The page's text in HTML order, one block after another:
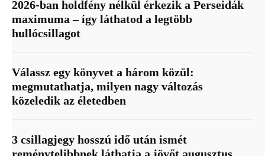
2026-ban holdfény nélkül érkezik a Perseidák
maximuma – így láthatod a legtöbb
hullócsillagot
Válassz egy könyvet a három közül:
megmutathatja, milyen nagy változás
közeledik az életedben
3 csillagjegy hosszú idő után ismét